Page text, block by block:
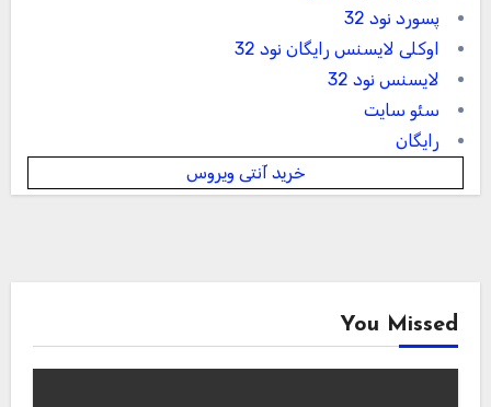
پسورد نود 32
اوکلی لایسنس رایگان نود 32
لایسنس نود 32
سئو سایت
رایگان
خرید آنتی ویروس
You Missed